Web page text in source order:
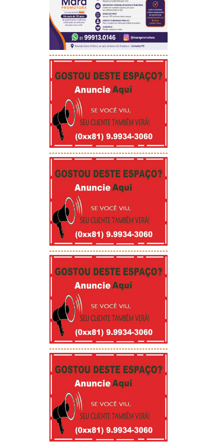
-----------------------------------------
-----------------------------------------
-----------------------------------------
-----------------------------------------